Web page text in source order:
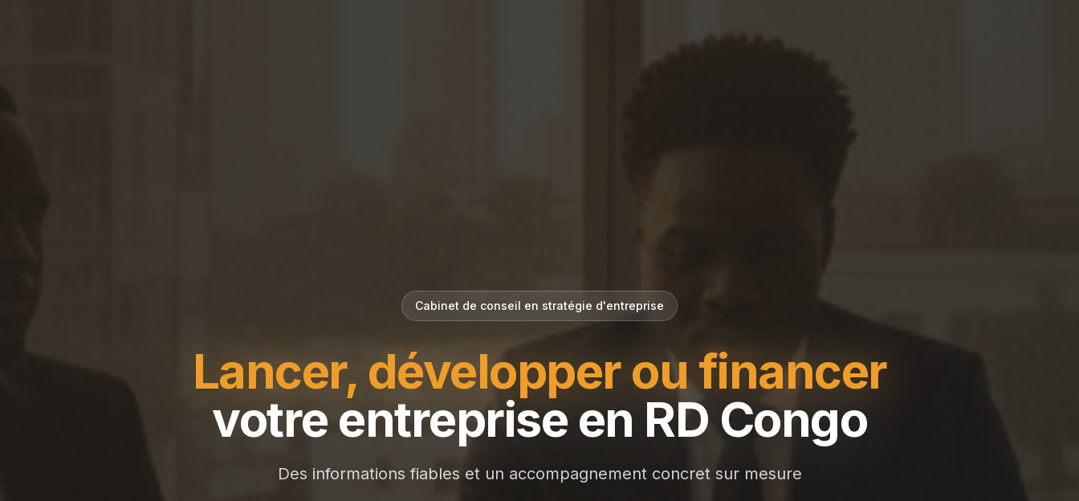
Cabinet de conseil en stratégie d'entreprise
Lancer, développer ou financer
votre entreprise en RD Congo
Des informations fiables et un accompagnement concret sur mesure